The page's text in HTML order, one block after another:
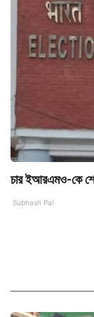
চার ইআরএমও-কে
Subhash Pal